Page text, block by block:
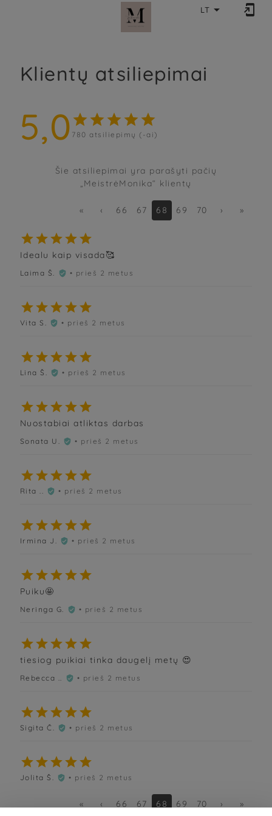
LT  
Klientų atsiliepimai
5,0     
780 atsiliepimų (-ai)
Šie atsiliepimai yra parašyti pačių
„MeistrėMonika“ klientų
« ‹ 66 67 68 69 70 › »

Idealu kaip visada🥰
Laima Š.  • prieš 2 metus

Vita S.  • prieš 2 metus

Lina Š.  • prieš 2 metus

Nuostabiai atliktas darbas
Sonata U.  • prieš 2 metus

Rita ..  • prieš 2 metus

Irmina J.  • prieš 2 metus

Puiku🤩
Neringa G.  • prieš 2 metus

tiesiog puikiai tinka daugelį metų 😍
Rebecca ..  • prieš 2 metus

Sigita Č.  • prieš 2 metus

Jolita Š.  • prieš 2 metus
« ‹ 66 67 68 69 70 › »